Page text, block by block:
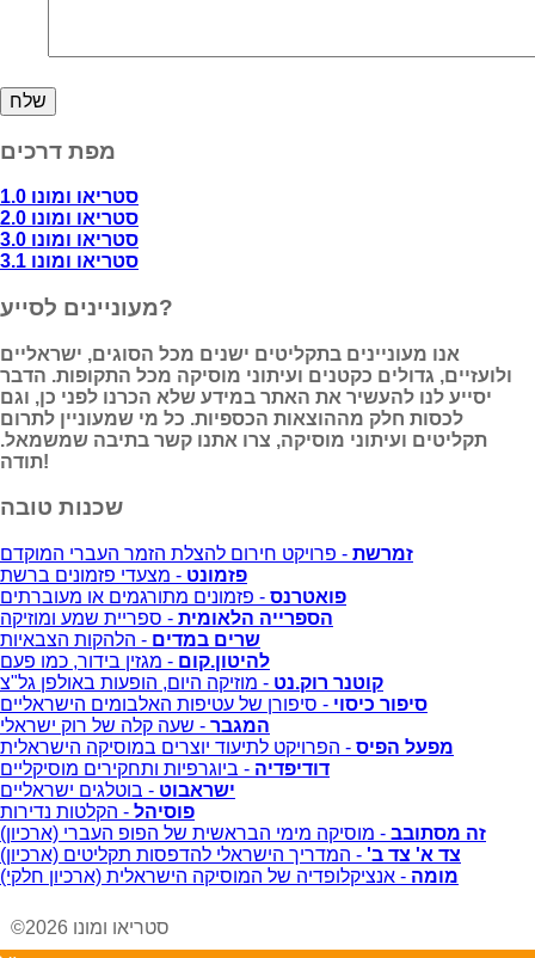
מפת דרכים
סטריאו ומונו 1.0
סטריאו ומונו 2.0
סטריאו ומונו 3.0
סטריאו ומונו 3.1
מעוניינים לסייע?
אנו מעוניינים בתקליטים ישנים מכל הסוגים, ישראליים
ולועזיים, גדולים כקטנים ועיתוני מוסיקה מכל התקופות. הדבר
יסייע לנו להעשיר את האתר במידע שלא הכרנו לפני כן, וגם
לכסות חלק מההוצאות הכספיות. כל מי שמעוניין לתרום
תקליטים ועיתוני מוסיקה, צרו אתנו קשר בתיבה שמשמאל.
תודה!
שכנות טובה
זמרשת - פרויקט חירום להצלת הזמר העברי המוקדם
פזמונט - מצעדי פזמונים ברשת
פואטרנס - פזמונים מתורגמים או מעוברתים
הספרייה הלאומית - ספריית שמע ומוזיקה
שרים במדים - הלהקות הצבאיות
להיטון.קום - מגזין בידור, כמו פעם
קוטנר רוק.נט - מוזיקה היום, הופעות באולפן גל"צ
סיפור כיסוי - סיפורן של עטיפות האלבומים הישראליים
המגבר - שעה קלה של רוק ישראלי
מפעל הפיס - הפרויקט לתיעוד יוצרים במוסיקה הישראלית
דודיפדיה - ביוגרפיות ותחקירים מוסיקליים
ישראבוט - בוטלגים ישראליים
פוסיהל - הקלטות נדירות
זה מסתובב - מוסיקה מימי הבראשית של הפופ העברי (ארכיון)
צד א' צד ב' - המדריך הישראלי להדפסות תקליטים (ארכיון)
מומה - אנציקלופדיה של המוסיקה הישראלית (ארכיון חלקי)
©2026 סטריאו ומונו